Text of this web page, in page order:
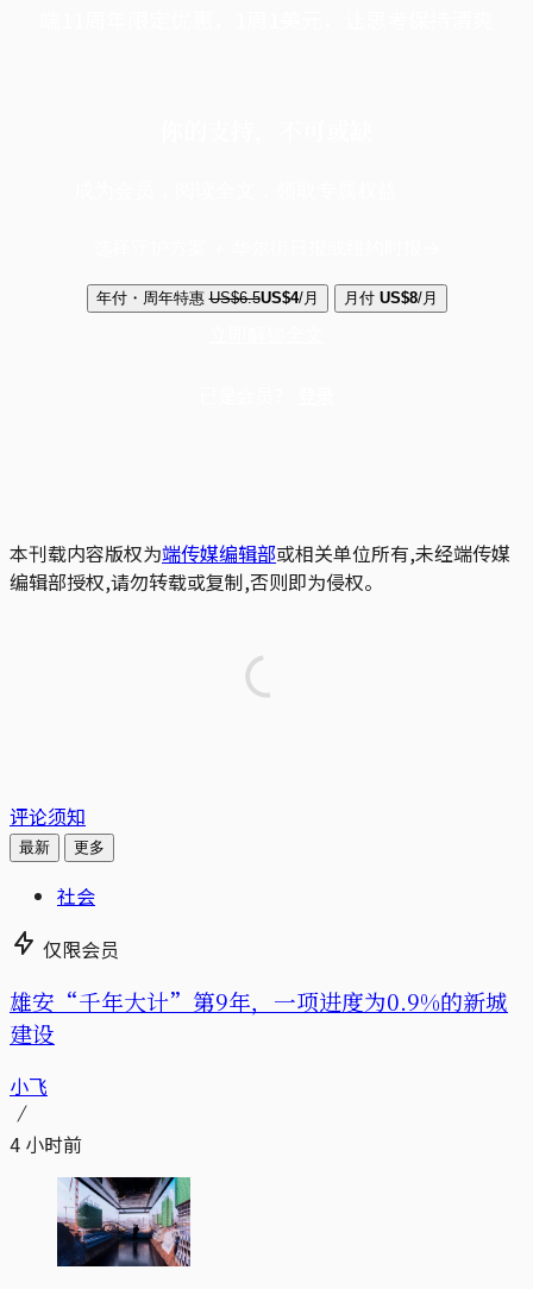
年付・周年特惠 US$6.5US$4/月 月付 US$8/月
本刊载内容版权为端传媒编辑部或相关单位所有,未经端传媒
编辑部授权,请勿转载或复制,否则即为侵权。
评论须知
最新 更多
社会
仅限会员
雄安“千年大计”第9年，一项进度为0.9%的新城
建设
小飞
4 小时前